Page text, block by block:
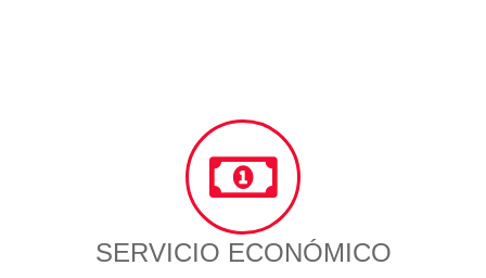
SERVICIO ECONÓMICO